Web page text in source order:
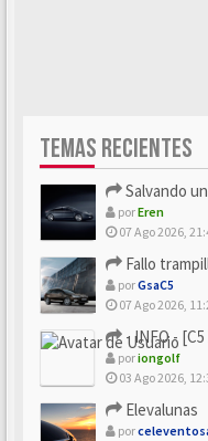
TEMAS RECIENTES
Salvando un
porEren
07 Ago 2026,
Fallo
porGsaC5
07 Ago 2026,
- INFO - [C5
poriongolf
03 Ago 2026,
Elevalunas
por